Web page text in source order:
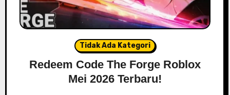
Tidak Ada Kategori
Redeem Code The Forge Roblox
Mei 2026 Terbaru!